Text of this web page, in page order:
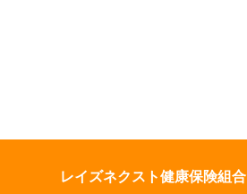
レイズネクスト健康保険組合